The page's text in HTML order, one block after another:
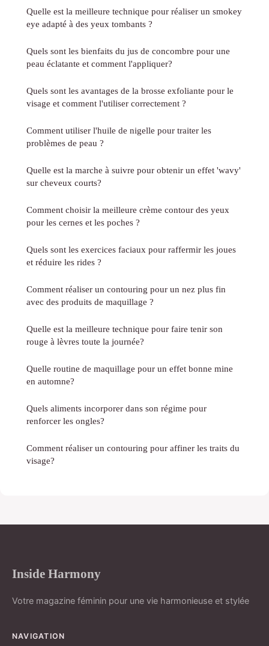
Quelle est la meilleure technique pour réaliser un smokey
eye adapté à des yeux tombants ?
Quels sont les bienfaits du jus de concombre pour une
peau éclatante et comment l'appliquer?
Quels sont les avantages de la brosse exfoliante pour le
visage et comment l'utiliser correctement ?
Comment utiliser l'huile de nigelle pour traiter les
problèmes de peau ?
Quelle est la marche à suivre pour obtenir un effet 'wavy'
sur cheveux courts?
Comment choisir la meilleure crème contour des yeux
pour les cernes et les poches ?
Quels sont les exercices faciaux pour raffermir les joues
et réduire les rides ?
Comment réaliser un contouring pour un nez plus fin
avec des produits de maquillage ?
Quelle est la meilleure technique pour faire tenir son
rouge à lèvres toute la journée?
Quelle routine de maquillage pour un effet bonne mine
en automne?
Quels aliments incorporer dans son régime pour
renforcer les ongles?
Comment réaliser un contouring pour affiner les traits du
visage?
Inside Harmony
Votre magazine féminin pour une vie harmonieuse et stylée
NAVIGATION